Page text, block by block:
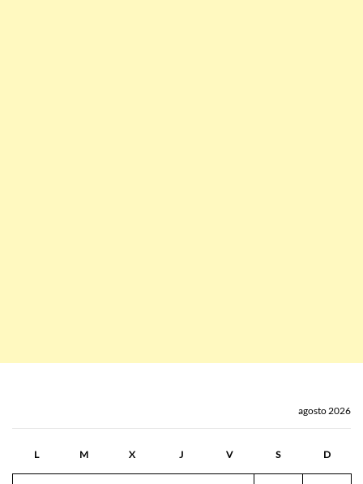
agosto 2026
L M X J V S D